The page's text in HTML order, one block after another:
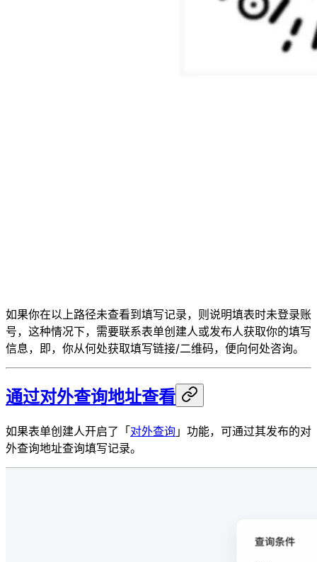
如果你在以上路径未查看到填写记录，则说明填表时未登录账
号，这种情况下，需要联系表单创建人或发布人获取你的填写
信息，即，你从何处获取填写链接/二维码，便向何处咨询。
通过对外查询地址查看
如果表单创建人开启了「对外查询 」功能，可通过其发布的对
外查询地址查询填写记录。